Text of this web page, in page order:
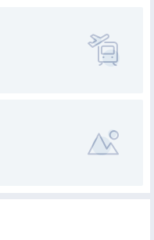
備獨立的浴缸和淋浴的私人浴室提供名牌洗護用